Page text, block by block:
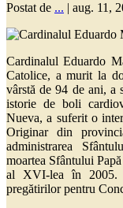
Postat de ... | aug. 11,
Cardinalul Eduardo
Catolice, a murit la
vârstă de 94 de ani, a
istorie de boli
Nueva, a suferit o
Originar din
administrarea
moartea Sfântului
al XVI-lea în 2005.
pregătirilor pentru